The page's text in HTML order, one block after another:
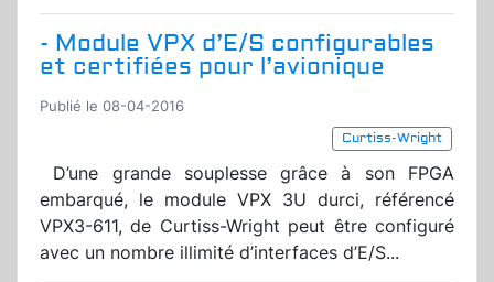
- Module VPX d’E/S configurables
et certifiées pour l’avionique
Publié le 08-04-2016
Curtiss-Wright
D’une grande souplesse grâce à son FPGA
embarqué, le module VPX 3U durci, référencé
VPX3-611, de Curtiss-Wright peut être configuré
avec un nombre illimité d’interfaces d’E/S...